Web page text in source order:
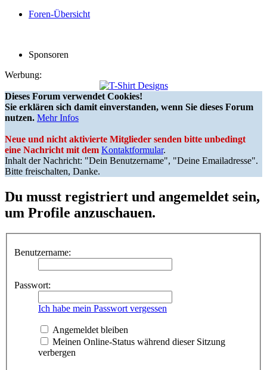
Foren-Übersicht
Sponsoren
Werbung:
Dieses Forum verwendet Cookies!
Sie erklären sich damit einverstanden, wenn Sie dieses Forum
nutzen. Mehr Infos
Neue und nicht aktivierte Mitglieder senden bitte unbedingt
eine Nachricht mit dem Kontaktformular.
Inhalt der Nachricht: "Dein Benutzername", "Deine Emailadresse".
Bitte freischalten, Danke.
Du musst registriert und angemeldet sein,
um Profile anzuschauen.
Benutzername:
Passwort:
Ich habe mein Passwort vergessen
Angemeldet bleiben
Meinen Online-Status während dieser Sitzung
verbergen